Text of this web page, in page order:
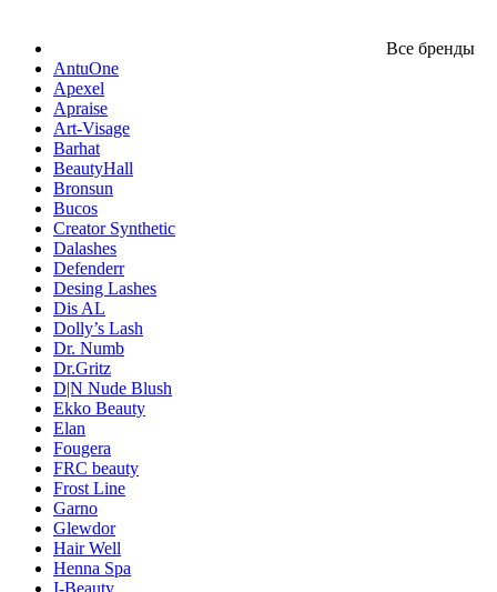
Все бренды
AntuOne
Apexel
Apraise
Art-Visage
Barhat
BeautyHall
Bronsun
Bucos
Creator Synthetic
Dalashes
Defenderr
Desing Lashes
Dis AL
Dolly’s Lash
Dr. Numb
Dr.Gritz
D|N Nude Blush
Ekko Beauty
Elan
Fougera
FRC beauty
Frost Line
Garno
Glewdor
Hair Well
Henna Spa
I-Beauty